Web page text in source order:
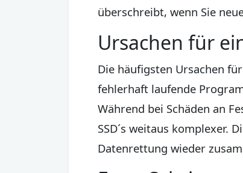
überschreibt, wenn Sie
Ursachen für
Die häufigsten Ursachen
fehlerhaft laufende
Während bei Schäden an
SSD´s weitaus komplexer.
Datenrettung wieder